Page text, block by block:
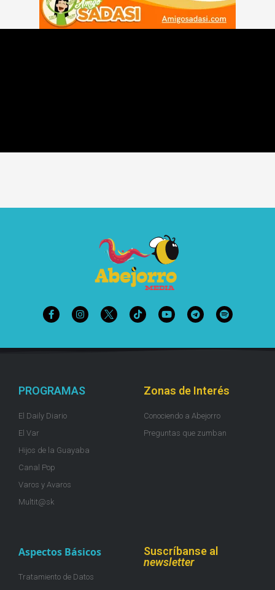
PROGRAMAS
El Daily Diario
El Var
Hijos de la Guayaba
Canal Pop
Varos y Avaros
Multit@sk
Zonas de Interés
Conociendo a Abejorro
Preguntas que zumban
Aspectos Básicos
Tratamiento de Datos
Suscríbanse al
newsletter